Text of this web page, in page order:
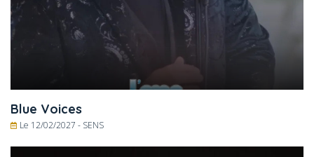
Blue Voices
Le 12/02/2027 - SENS